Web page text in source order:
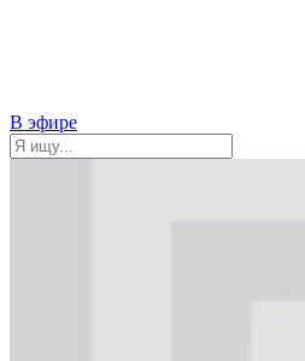
В эфире